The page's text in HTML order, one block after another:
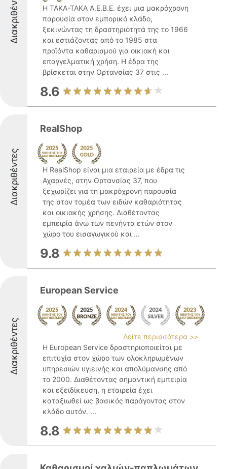
Διακριθέντες
Η ΤΑΚΑ-ΤΑΚΑ Α.Ε.Β.Ε. έχει μια μακρόχρονη
παρουσία στον εμπορικό κλάδο,
ξεκινώντας τη δραστηριότητά της το 1966
και εστιάζοντας από το 1985 στα
προϊόντα καθαρισμού για οικιακή και
επαγγελματική χρήση. Η έδρα της
βρίσκεται στην Ορτανσίας 37 στις ...
8.6
Διακριθέντες
RealShop
Η RealShop είναι μια εταιρεία με έδρα τις
Αχαρνές, στην Ορτανσίας 37, που
ξεχωρίζει για τη μακρόχρονη παρουσία
της στον τομέα των ειδών καθαριότητας
και οικιακής χρήσης. Διαθέτοντας
εμπειρία άνω των πενήντα ετών στον
χώρο του εισαγωγικού και ...
9.8
Διακριθέντες
European Service
Δείτε περισσότερα >>
Η European Service δραστηριοποιείται με
επιτυχία στον χώρο των ολοκληρωμένων
υπηρεσιών υγιεινής και απολύμανσης από
το 2000. Διαθέτοντας σημαντική εμπειρία
και εξειδίκευση, η εταιρεία έχει
καταξιωθεί ως βασικός παράγοντας στον
κλάδο αυτόν. ...
8.8